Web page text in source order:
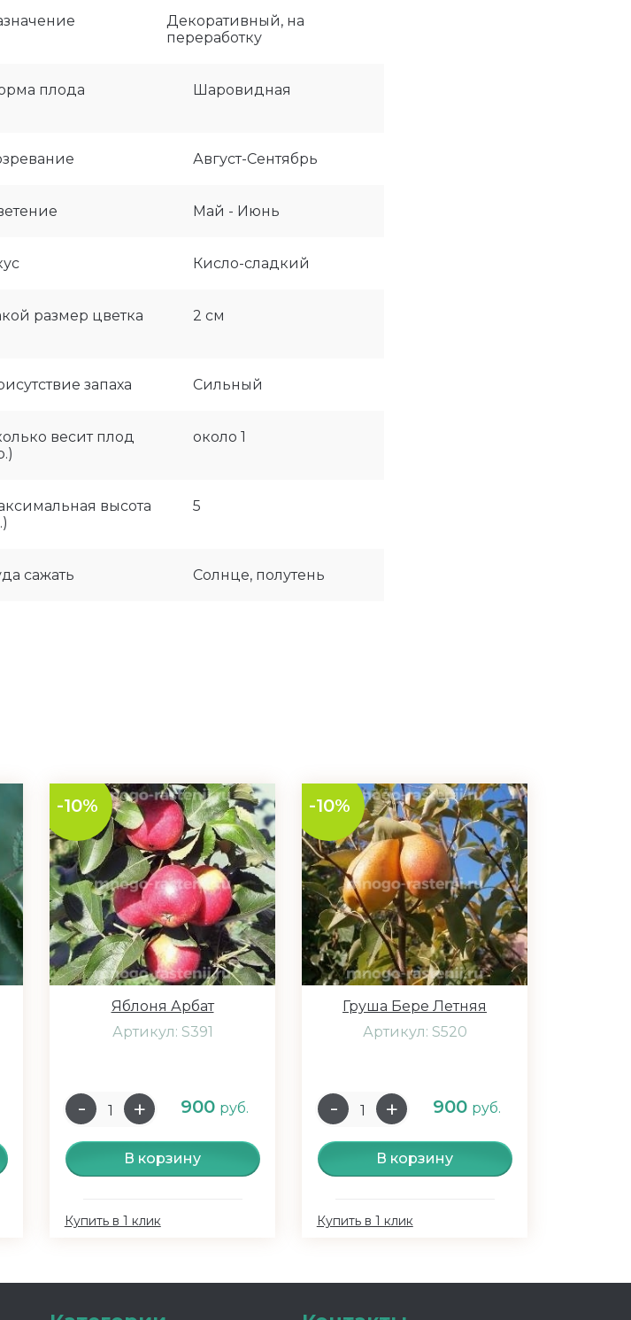
Декоративный, на
переработку
плода Шаровидная
Август-Сентябрь
Май - Июнь
Кисло-сладкий
размер цветка 2 см
запаха Сильный
весит плод
около 1
высота
5
сажать Солнце, полутень
-10%
Яблоня Арбат
Артикул: S391
900 руб.
В корзину
Купить в 1 клик
-10%
Груша Бере Летняя
Артикул: S520
900 руб.
В корзину
Купить в 1 клик